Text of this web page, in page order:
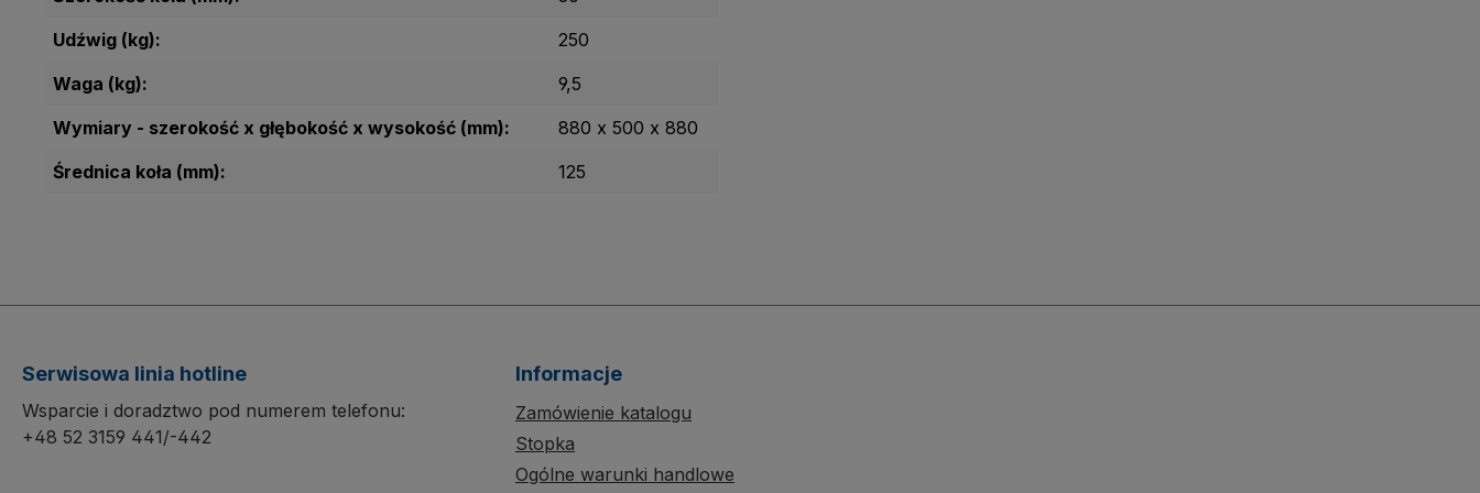
Udźwig (kg):
250
Waga (kg):
9,5
Wymiary - szerokość x głębokość x wysokość (mm):
880 x 500 x 880
Średnica koła (mm):
125
Serwisowa linia hotline
Wsparcie i doradztwo pod numerem telefonu:
+48 52 3159 441/-442
Informacje
Zamówienie katalogu
Stopka
Ogólne warunki handlowe